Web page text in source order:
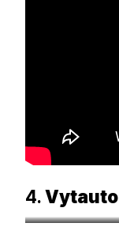
4.